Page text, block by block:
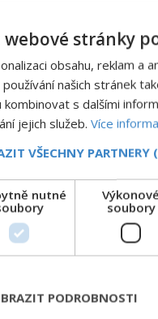
tento článek,
kód, který opíšete
tlačítko jej
"CTU CLANEK"
ODEMKNOUT
je 20 Kč vč. DPH. Službu
www.platmobilem.cz
webové stránky
obsahu, reklam a
našich stránek
kombinovat s dalšími
jejich služeb. Více
VŠECHNY PARTNERY
nutné
Výkonové
soubory
PODROBNOSTI